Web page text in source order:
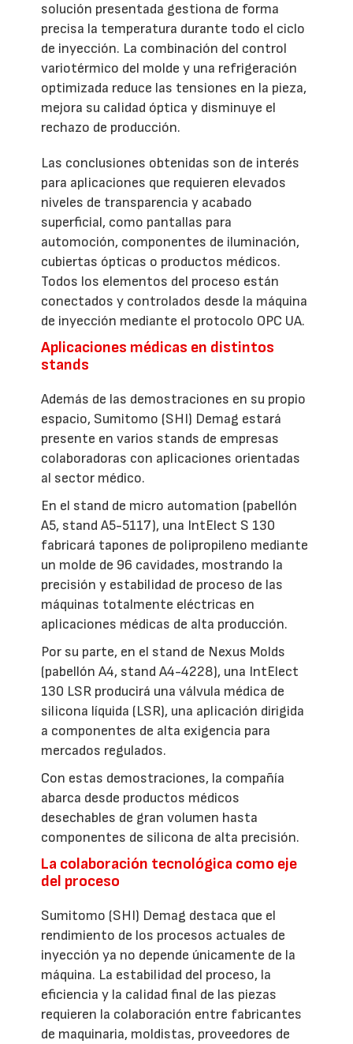
solución presentada gestiona de forma
precisa la temperatura durante todo el ciclo
de inyección. La combinación del control
variotérmico del molde y una refrigeración
optimizada reduce las tensiones en la pieza,
mejora su calidad óptica y disminuye el
rechazo de producción.
Las conclusiones obtenidas son de interés
para aplicaciones que requieren elevados
niveles de transparencia y acabado
superficial, como pantallas para
automoción, componentes de iluminación,
cubiertas ópticas o productos médicos.
Todos los elementos del proceso están
conectados y controlados desde la máquina
de inyección mediante el protocolo OPC UA.
Aplicaciones médicas en distintos
stands
Además de las demostraciones en su propio
espacio, Sumitomo (SHI) Demag estará
presente en varios stands de empresas
colaboradoras con aplicaciones orientadas
al sector médico.
En el stand de micro automation (pabellón
A5, stand A5-5117), una IntElect S 130
fabricará tapones de polipropileno mediante
un molde de 96 cavidades, mostrando la
precisión y estabilidad de proceso de las
máquinas totalmente eléctricas en
aplicaciones médicas de alta producción.
Por su parte, en el stand de Nexus Molds
(pabellón A4, stand A4-4228), una IntElect
130 LSR producirá una válvula médica de
silicona líquida (LSR), una aplicación dirigida
a componentes de alta exigencia para
mercados regulados.
Con estas demostraciones, la compañía
abarca desde productos médicos
desechables de gran volumen hasta
componentes de silicona de alta precisión.
La colaboración tecnológica como eje
del proceso
Sumitomo (SHI) Demag destaca que el
rendimiento de los procesos actuales de
inyección ya no depende únicamente de la
máquina. La estabilidad del proceso, la
eficiencia y la calidad final de las piezas
requieren la colaboración entre fabricantes
de maquinaria, moldistas, proveedores de